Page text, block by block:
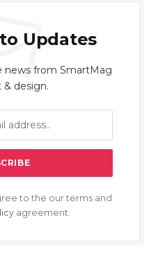
Updates
news from SmartMag
& design.
to the our terms and
agreement.